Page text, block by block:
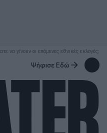
να γίνουν οι επόμενες εθνικές εκλογές;
Ψήφισε Εδώ